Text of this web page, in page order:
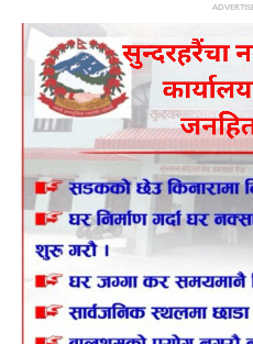
लोकतान्त्रीक समुहको तर्फबाट
भयो । अनुभव, समर्पण र
गर्दै मत प्रदान गरी विजयी गराउनु
आग्रह गर्नुभएको छ।
उहाले आफ्ना कार्ययोजनाहरुमा
नया पाइप लाईनहरुलाइ विस्तार
ब्यबस्थापन गर्ने ,यस क्षेत्रमा
पुर्याउने ,कमजोर आर्थिक अवस्था
समन्वय गरि सुलभ र सहज ढंगले
मर्मत तथा रंगरोकन गर्ने ,कम्पाउण्ड